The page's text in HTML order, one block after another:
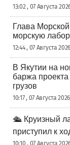
13:02 , 07 Августа
Глава
морскую
12:44 , 07 Августа
В Якутии на
баржа
грузов
10:17 , 07 Августа
🛳️ Круизный
приступил к
10:10 , 07 Августа